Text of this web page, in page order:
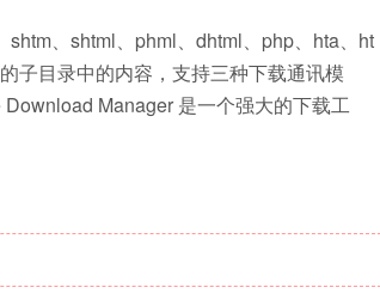
、shtml、phml、dhtml、php、hta、ht
子目录中的内容，支持三种下载通讯模
Manager 是一个强大的下载工